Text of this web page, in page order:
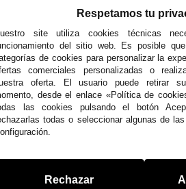
y Devoluciones
Seguro
y
Generales
de Cookies
Av. Plaza
Córdoba
C/
Alzira -
C/
43/955 44 45 44
Respetamos tu
site utiliza cookies técnicas
del sitio web. Es posible
de cookies para personalizar la
comerciales personalizadas o
oferta. El usuario puede retirar
desde el enlace «Política de
las cookies pulsando el botón
todas o seleccionar algunas de
Rechazar